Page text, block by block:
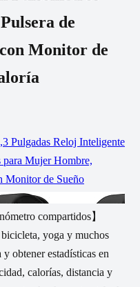
de
Monitor de
compartidos】
yoga y muchos
obtener estadísticas en
calorías, distancia y